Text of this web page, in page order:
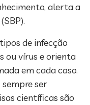
alerta a
de infecção
ou vírus e orienta
em cada caso.
sempre ser
científicas são